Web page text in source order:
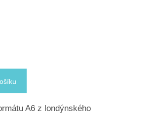
A6 z londýnského